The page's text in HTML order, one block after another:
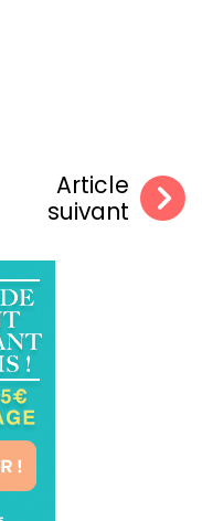
Article
suivant